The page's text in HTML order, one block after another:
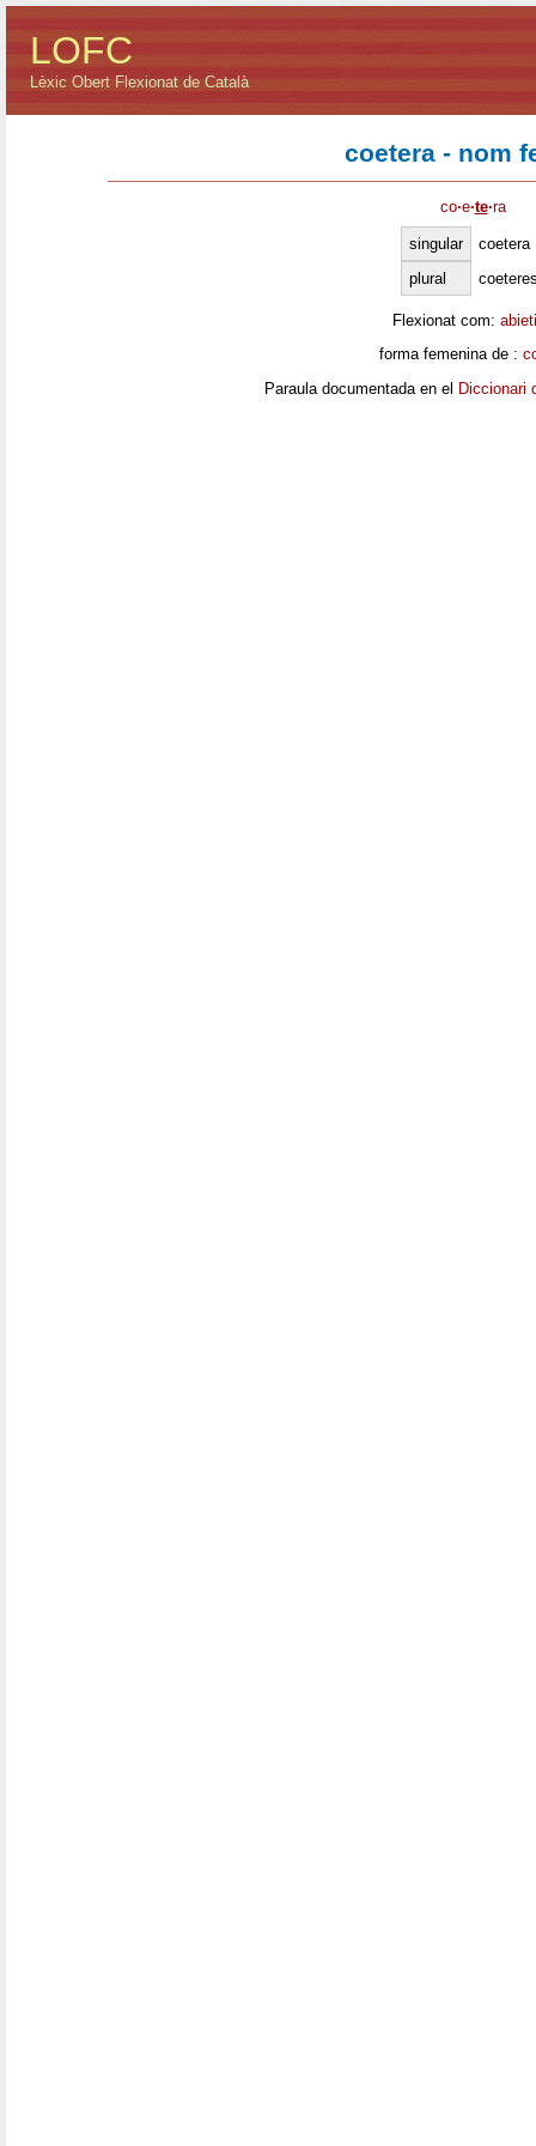
LOFC
Lèxic Obert Flexionat de Català
coetera - nom
co·e·te·ra
singular
coetera
plural
Flexionat com:
forma femenina de :
Paraula documentada en el Diccionari